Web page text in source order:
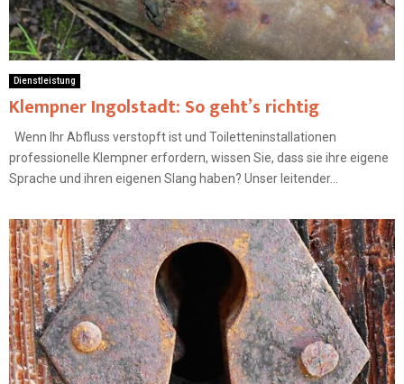
Dienstleistung
Klempner Ingolstadt: So geht’s richtig
Wenn Ihr Abfluss verstopft ist und Toiletteninstallationen
professionelle Klempner erfordern, wissen Sie, dass sie ihre eigene
Sprache und ihren eigenen Slang haben? Unser leitender...